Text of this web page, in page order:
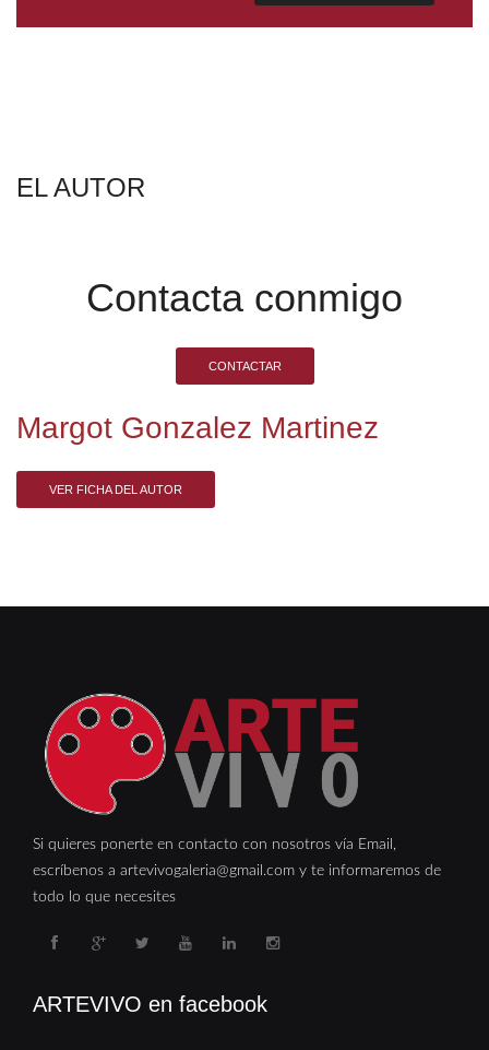
EL AUTOR
Contacta conmigo
CONTACTAR
Margot Gonzalez Martinez
VER FICHA DEL AUTOR
Si quieres ponerte en contacto con nosotros vía Email,
escríbenos a artevivogaleria@gmail.com y te informaremos de
todo lo que necesites
ARTEVIVO en facebook